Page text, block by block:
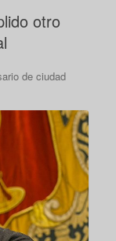
otro
de ciudad